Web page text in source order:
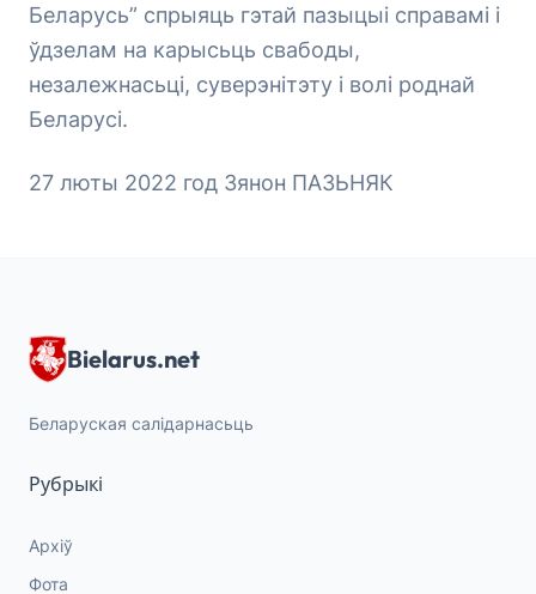
Беларусь” спрыяць гэтай пазыцыі справамі і
ўдзелам на карысьць свабоды,
незалежнасьці, суверэнітэту і волі роднай
Беларусі.
27 люты 2022 год Зянон ПАЗЬНЯК
Bielarus.net
Беларуская салідарнасьць
Рубрыкі
Архіў
Фота